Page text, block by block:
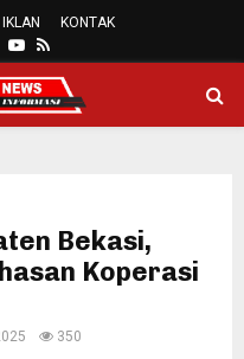
IKLAN KONTAK
YOUTUBE
RSS
Bekasi,
Koperasi
350